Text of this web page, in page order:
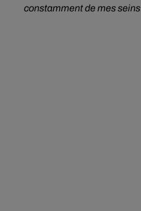
constamment de mes seins